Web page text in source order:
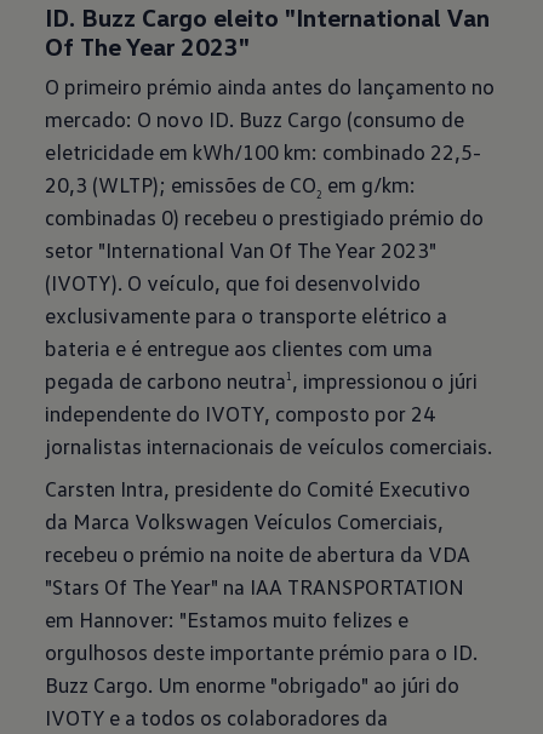
ID. Buzz Cargo eleito "International Van
Of The Year 2023"
O primeiro prémio ainda antes do lançamento no
mercado: O novo ID. Buzz Cargo (consumo de
eletricidade em kWh/100 km: combinado 22,5-
20,3 (WLTP); emissões de CO2 em g/km:
combinadas 0) recebeu o prestigiado prémio do
setor "International Van Of The Year 2023"
(IVOTY). O veículo, que foi desenvolvido
exclusivamente para o transporte elétrico a
bateria e é entregue aos clientes com uma
pegada de carbono neutra1 , impressionou o júri
independente do IVOTY, composto por 24
jornalistas internacionais de veículos comerciais.
Carsten Intra, presidente do Comité Executivo
da Marca Volkswagen Veículos Comerciais,
recebeu o prémio na noite de abertura da VDA
"Stars Of The Year" na IAA TRANSPORTATION
em Hannover: "Estamos muito felizes e
orgulhosos deste importante prémio para o ID.
Buzz Cargo. Um enorme "obrigado" ao júri do
IVOTY e a todos os colaboradores da